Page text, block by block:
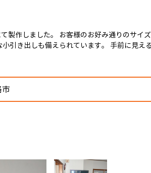
製作しました。 お客様のお好み通りのサイ
引き出しも備えられています。 手前に見え
市